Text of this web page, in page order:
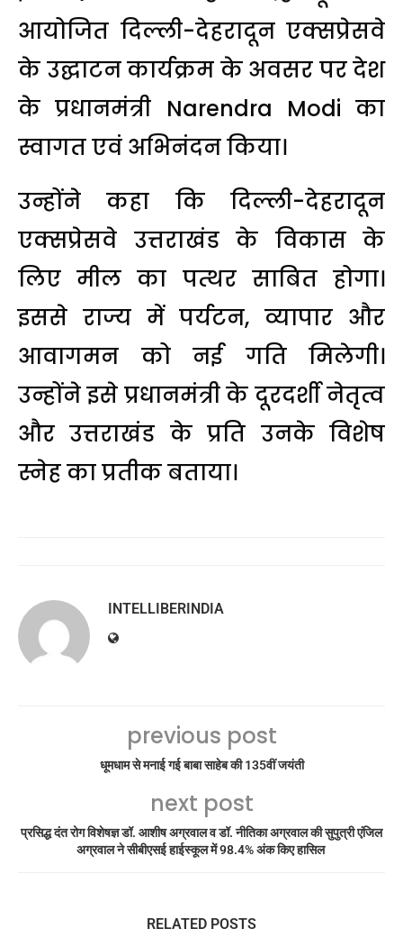
आयोजित दिल्ली-देहरादून एक्सप्रेसवे
के उद्घाटन कार्यक्रम के अवसर पर देश
के प्रधानमंत्री Narendra Modi का
स्वागत एवं अभिनंदन किया।
उन्होंने कहा कि दिल्ली-देहरादून
एक्सप्रेसवे उत्तराखंड के विकास के
लिए मील का पत्थर साबित होगा।
इससे राज्य में पर्यटन, व्यापार और
आवागमन को नई गति मिलेगी।
उन्होंने इसे प्रधानमंत्री के दूरदर्शी नेतृत्व
और उत्तराखंड के प्रति उनके विशेष
स्नेह का प्रतीक बताया।
INTELLIBERINDIA
previous post
धूमधाम से मनाई गई बाबा साहेब की 135वीं जयंती
next post
प्रसिद्ध दंत रोग विशेषज्ञ डॉ. आशीष अग्रवाल व डॉ. नीतिका अग्रवाल की सुपुत्री एंजिल
अग्रवाल ने सीबीएसई हाईस्कूल में 98.4% अंक किए हासिल
RELATED POSTS